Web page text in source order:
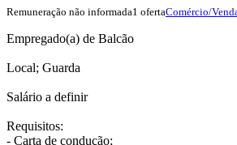
Remuneração não informada1 ofertaComércio/
Empregado(a) de Balcão
Local; Guarda
Salário a definir
Requisitos:
- Carta de condução;